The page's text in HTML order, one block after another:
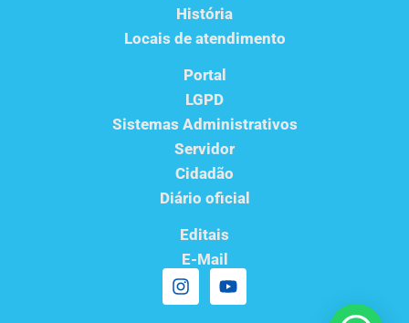
História
Locais de atendimento
Portal
LGPD
Sistemas Administrativos
Servidor
Cidadão
Diário oficial
Editais
E-Mail